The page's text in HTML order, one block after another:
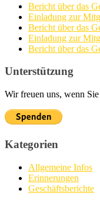
Bericht über das
Einladung zur
Bericht über das
Einladung zur
Bericht über das
Unterstützung
Wir freuen uns, wenn
Kategorien
Allgemeine Infos
Erinnerungen
Geschäftsberichte